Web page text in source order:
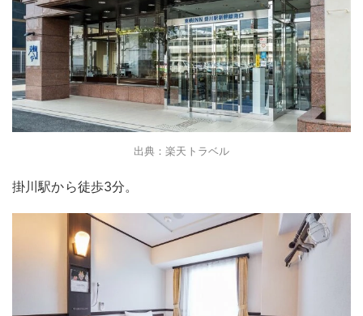
出典：楽天トラベル
掛川駅から徒歩3分。